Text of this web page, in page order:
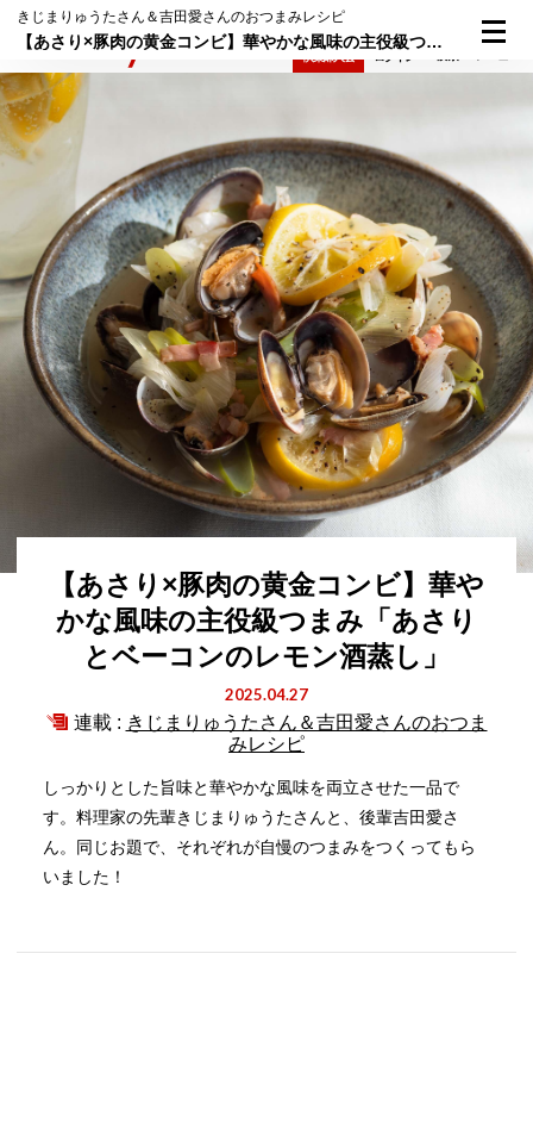
きじまりゅうたさん＆吉田愛さんのおつまみレシピ
【あさり×豚肉の黄金コンビ】華やかな風味の主役級つまみ「あさりとベーコンのレモン酒蒸し」
【あさり×豚肉の黄金コンビ】華や
かな風味の主役級つまみ「あさり
とベーコンのレモン酒蒸し」
2025.04.27
連載 : きじまりゅうたさん＆吉田愛さんのおつま
みレシピ
しっかりとした旨味と華やかな風味を両立させた一品で
す。料理家の先輩きじまりゅうたさんと、後輩吉田愛さ
ん。同じお題で、それぞれが自慢のつまみをつくってもら
いました！